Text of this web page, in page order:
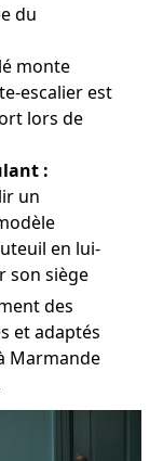
du
monte
escalier est
lors de
:
un
en lui-
son siège
des
et adaptés
Marmande